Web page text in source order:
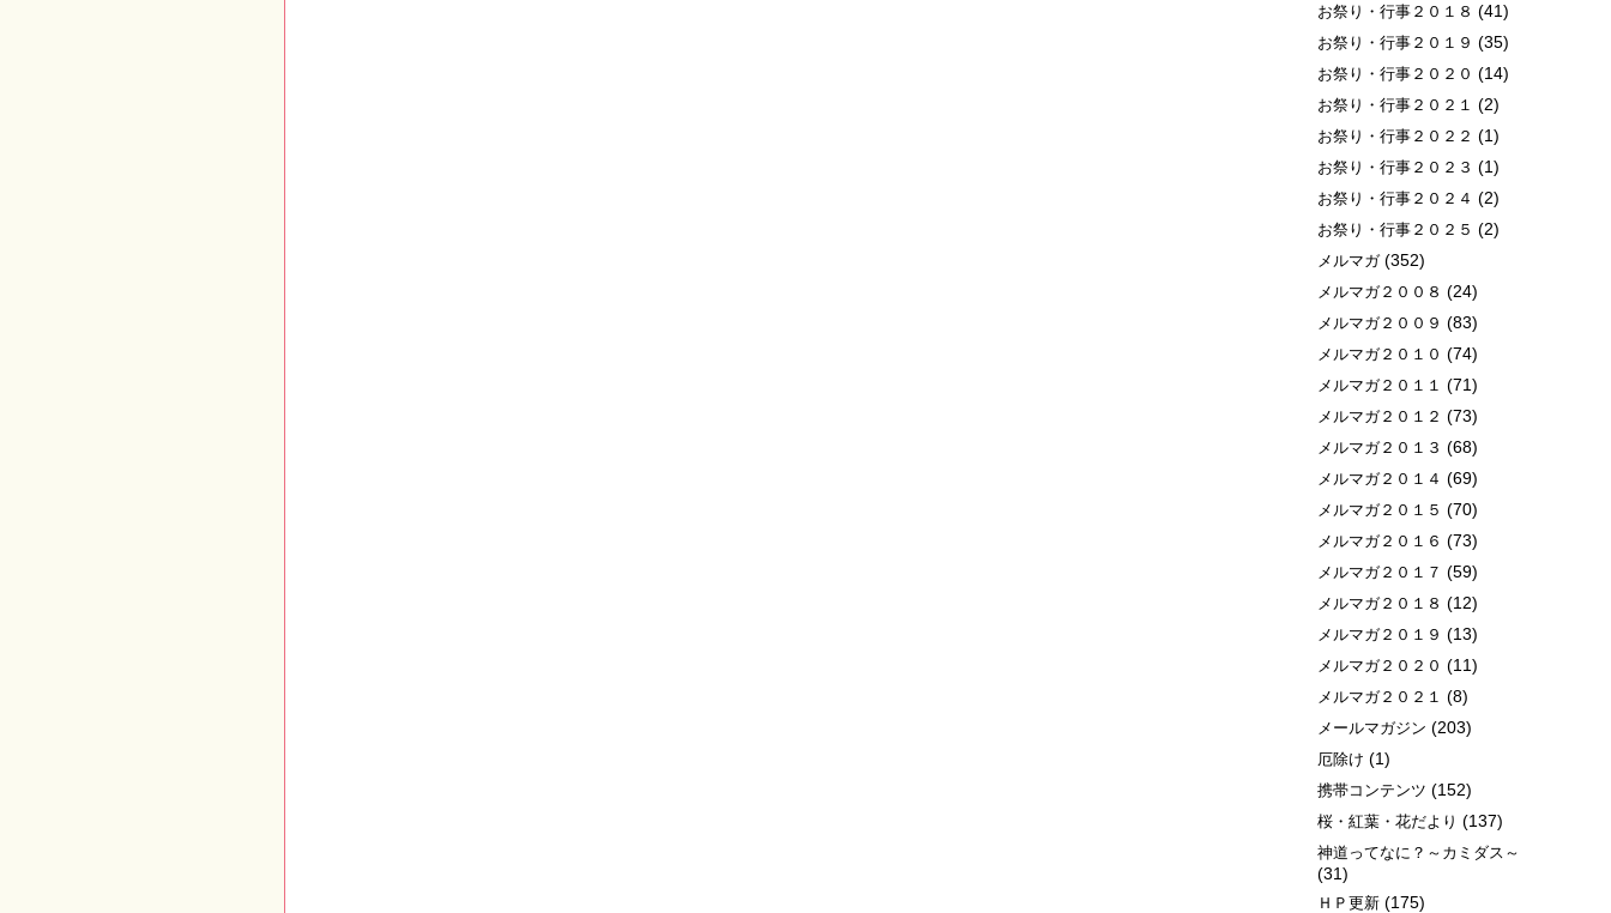
お祭り・行事２０１８ (41)
お祭り・行事２０１９ (35)
お祭り・行事２０２０ (14)
お祭り・行事２０２１ (2)
お祭り・行事２０２２ (1)
お祭り・行事２０２３ (1)
お祭り・行事２０２４ (2)
お祭り・行事２０２５ (2)
メルマガ(352)
メルマガ２００８ (24)
メルマガ２００９ (83)
メルマガ２０１０ (74)
メルマガ２０１１ (71)
メルマガ２０１２ (73)
メルマガ２０１３ (68)
メルマガ２０１４ (69)
メルマガ２０１５ (70)
メルマガ２０１６ (73)
メルマガ２０１７ (59)
メルマガ２０１８ (12)
メルマガ２０１９ (13)
メルマガ２０２０ (11)
メルマガ２０２１ (8)
メールマガジン (203)
厄除け (1)
携帯コンテンツ (152)
桜・紅葉・花だより (137)
神道ってなに？～カミダス～
(31)
ＨＰ更新(175)